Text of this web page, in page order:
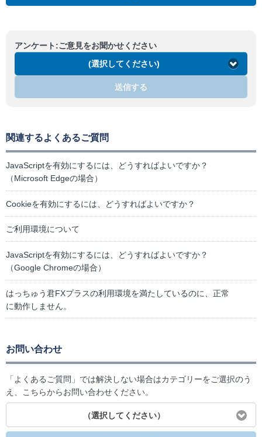
アンケート:ご意見をお聞かせください
(選択してください)
送信する
関連するよくあるご質問
JavaScriptを有効にするには、どうすればよいですか？
（Microsoft Edgeの場合）
Cookieを有効にするには、どうすればよいですか？
ご利用環境について
JavaScriptを有効にするには、どうすればよいですか？
（Google Chromeの場合）
はっちゅう君FXプラスの利用環境を満たしているのに、正常
に動作しません。
お問い合わせ
「よくあるご質問」では解決しない場合はカテゴリーをご選択のう
え、こちらからお問い合わせください。
（選択してください）